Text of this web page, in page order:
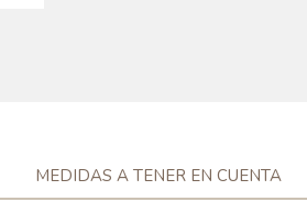
MEDIDAS A TENER EN CUENTA